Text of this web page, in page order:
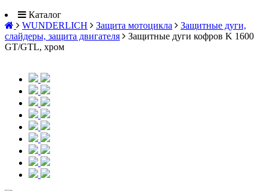
Каталог
WUNDERLICH
Защита мотоцикла
Защитные дуги,
слайдеры, защита двигателя
Защитные дуги кофров K 1600
GT/GTL, хром